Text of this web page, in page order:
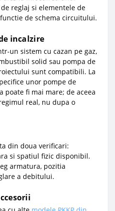
reglaj si elementele de
de schema circuitului.
incalzire
un sistem cu cazan pe gaz,
solid sau pompa de
sunt compatibili. La
unor pompe de
poate fi mai mare; de aceea
real, nu dupa o
din doua verificari:
si spatiul fizic disponibil.
armatura, pozitia
a debitului.